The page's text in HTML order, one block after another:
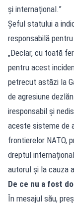
și internațional.”
Șeful statului a
responsabilă
„Declar, cu toată
pentru acest
petrecut astăzi la
de agresiune
iresponsabil și
aceste sisteme de
frontierelor NATO,
dreptul
autorul și la cauza
De ce nu a fost
În mesajul său,